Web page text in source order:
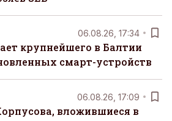
06.08.26, 17:34
крупнейшего в Балтии
смарт-устройств
06.08.26, 17:09
вложившиеся в